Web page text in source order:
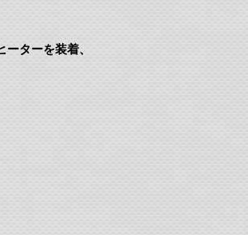
ーターを装着、